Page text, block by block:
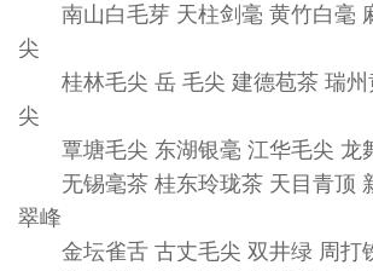
南山白毛芽 天柱剑毫 黄竹白毫
尖
桂林毛尖 岳 毛尖 建德苞茶 瑞州
尖
覃塘毛尖 东湖银毫 江华毛尖 龙
无锡毫茶 桂东玲珑茶 天目青顶
翠峰
金坛雀舌 古丈毛尖 双井绿 周打